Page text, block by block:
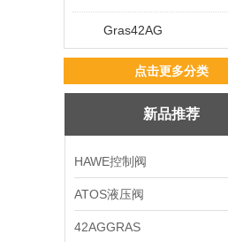
Gras42AG
点击更多分类
新品推荐
HAWE控制阀
ATOS液压阀
42AGGRAS